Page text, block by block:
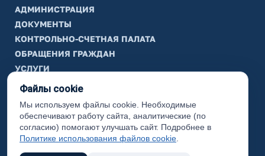
АДМИНИСТРАЦИЯ
ДОКУМЕНТЫ
КОНТРОЛЬНО-СЧЕТНАЯ ПАЛАТА
ОБРАЩЕНИЯ ГРАЖДАН
УСЛУГИ
ТИК
ИНФОРМАЦИЯ
Законодательная карта
Карта сайта
Файлы cookie
Мы используем файлы cookie. Необходимые
обеспечивают работу сайта, аналитические (по
согласию) помогают улучшать сайт. Подробнее в
Политике использования файлов cookie